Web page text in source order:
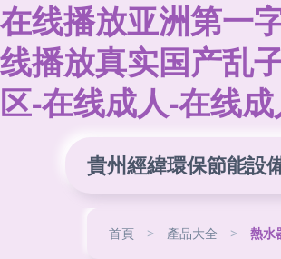
在线播放亚洲第一
线播放真实国产乱
区-在线成人-在线
貴州經緯環保節能設
首頁 > 產品大全 > 熱水